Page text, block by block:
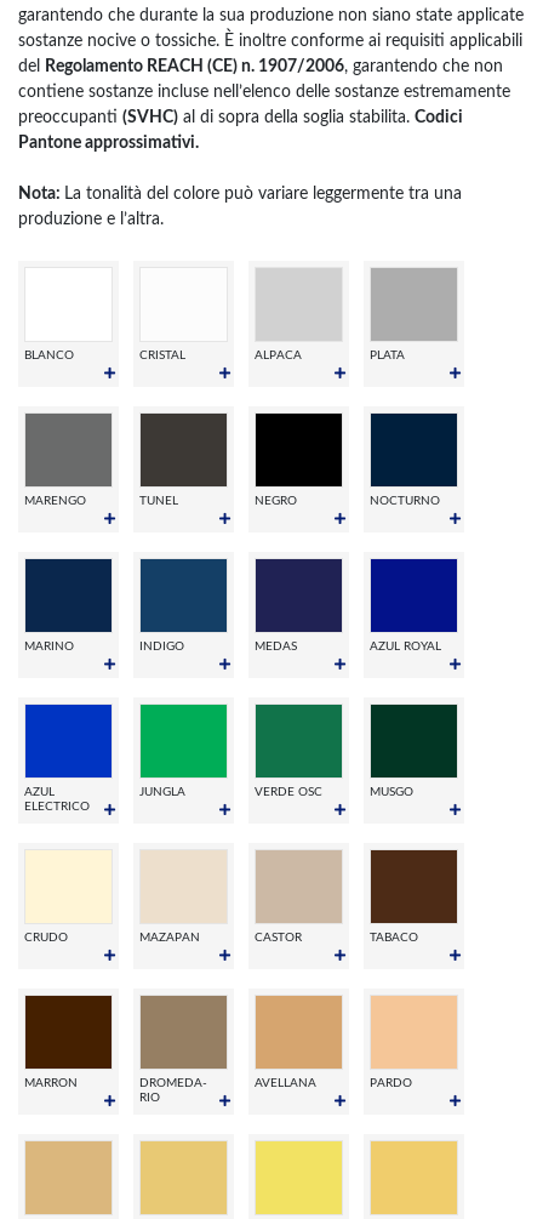
garantendo che durante la sua produzione non siano state applicate
sostanze nocive o tossiche. È inoltre conforme ai requisiti applicabili
del
Regolamento REACH (CE) n. 1907/2006, garantendo che non
contiene sostanze incluse nell’elenco delle sostanze estremamente
preoccupanti (SVHC) al di sopra della soglia stabilita. Codici
Pantone approssimativi.
Nota: La tonalità del colore può variare leggermente tra una
produzione e l’altra.
BLANCO CRISTAL ALPACA PLATA
MARENGO TUNEL NEGRO NOCTURNO
MARINO INDIGO MEDAS AZUL ROYAL
AZUL
ELECTRICO
JUNGLA VERDE OSC MUSGO
CRUDO MAZAPAN CASTOR TABACO
MARRON
DROMEDA-
RIO
AVELLANA PARDO